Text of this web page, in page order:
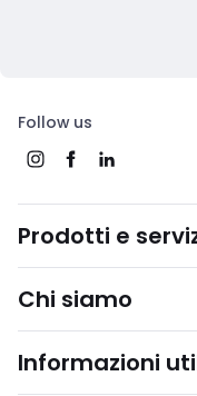
Follow us
Prodotti e
Chi siamo
Informazioni